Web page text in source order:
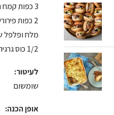
3 כפות קמח תופח או 3 כפות קמח לבן + 3/4 כפית אבקת אפייה
2 כפות פירורי לחם מכל סוג שיש לכם בבית
מלח ופלפל שחור
1/2 כוס גרגירי תירס (מקופסת שימורים או מקפואים)
לעיטור:
שומשום
אופן הכנה: